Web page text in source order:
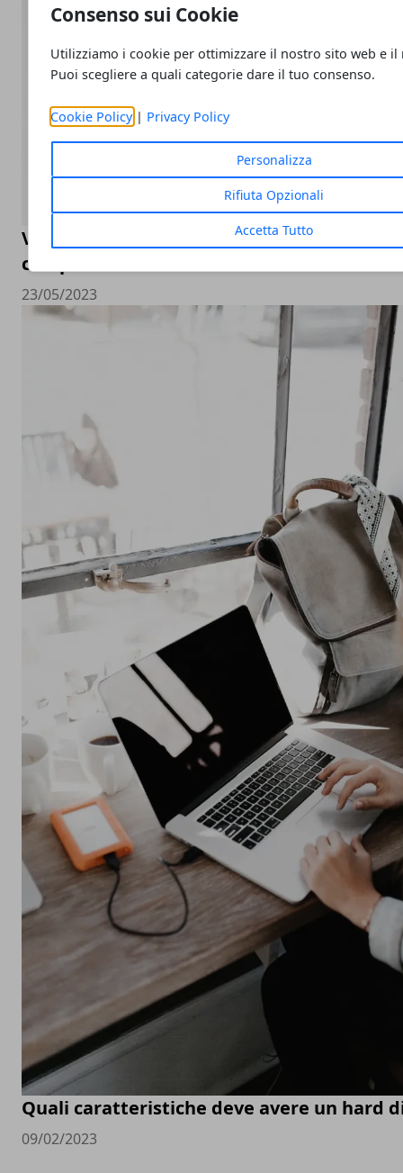
Consenso sui Cookie
Utilizziamo i cookie per ottimizzare il nostro sito web e il
Puoi scegliere a quali categorie dare il tuo consenso.
Cookie Policy| Privacy Policy
Personalizza
Rifiuta Opzionali
Accetta Tutto
Valutazione orologi Rolex online, come
compro Rolex online
23/05/2023
Quali caratteristiche deve avere un hard
09/02/2023